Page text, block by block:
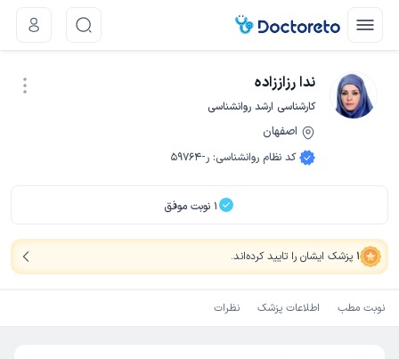
ندا رزاززاده
کارشناسی ارشد روانشناسی
اصفهان
کد نظام روانشناسی: ر-59764
1 نوبت موفق
1 پزشک ایشان را تایید کرده‌اند.
نوبت مطب اطلاعات پزشک نظرات